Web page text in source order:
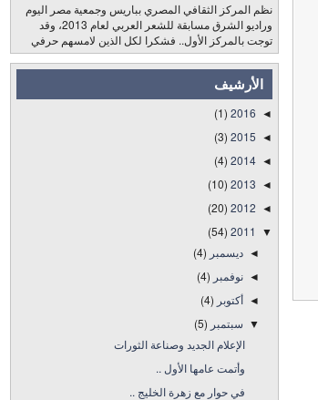
نظم المركز الثقافي المصري بباريس وجمعية مصر اليوم
وراديو الشرق مسابقة للشعر العربي لعام 2013، وقد
توجت بالمركز الأول.. فشكرا لكل الذين لامسهم حرفي
الأرشيف
◄
2016
(1)
◄
2015
(3)
◄
2014
(4)
◄
2013
(10)
◄
2012
(20)
▼
2011
(54)
◄ديسمبر (4)
◄نوفمبر (4)
◄ أكتوبر (4)
▼ سبتمبر (5)
الإعلام الجديد وصناعة الثورات
وأتمت عامها الأول ..
في حوار مع زهرة الخليج ..